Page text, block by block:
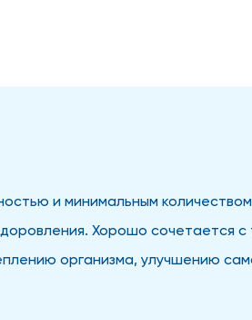
и минимальным
Хорошо сочетается
организма, улучшению